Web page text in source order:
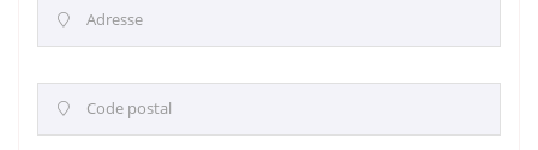
 Adresse
 Code postal